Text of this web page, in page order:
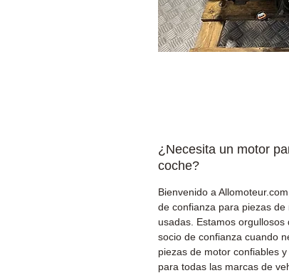
¿Necesita un motor
coche?
Bienvenido a
de confianza para piezas de
usadas. Estamos orgullosos
socio de confianza cuando
piezas de motor confiables
para todas las marcas de